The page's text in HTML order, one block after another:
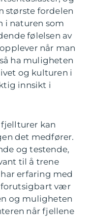
største fordelen
i naturen som
følelsen av
når man
ha muligheten
og kulturen i
innsikt i
kan
det medfører.
og testende,
til å trene
erfaring med
vær
og muligheten
når fjellene